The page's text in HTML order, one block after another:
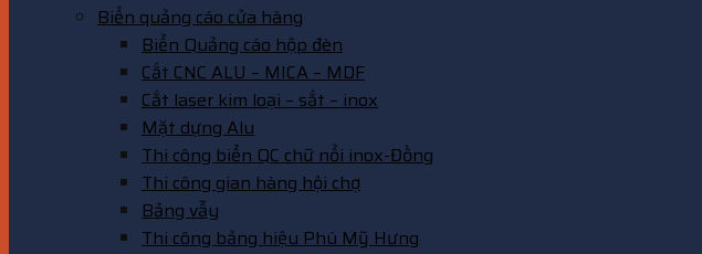
Biển quảng cáo cửa hàng
Biển Quảng cáo hộp đèn
Cắt CNC ALU – MICA – MDF
Cắt laser kim loại – sắt – inox
Mặt dựng Alu
Thi công biển QC chữ nổi inox-Đồng
Thi công gian hàng hội chợ
Bảng vẫy
Thi công bảng hiệu Phú Mỹ Hưng